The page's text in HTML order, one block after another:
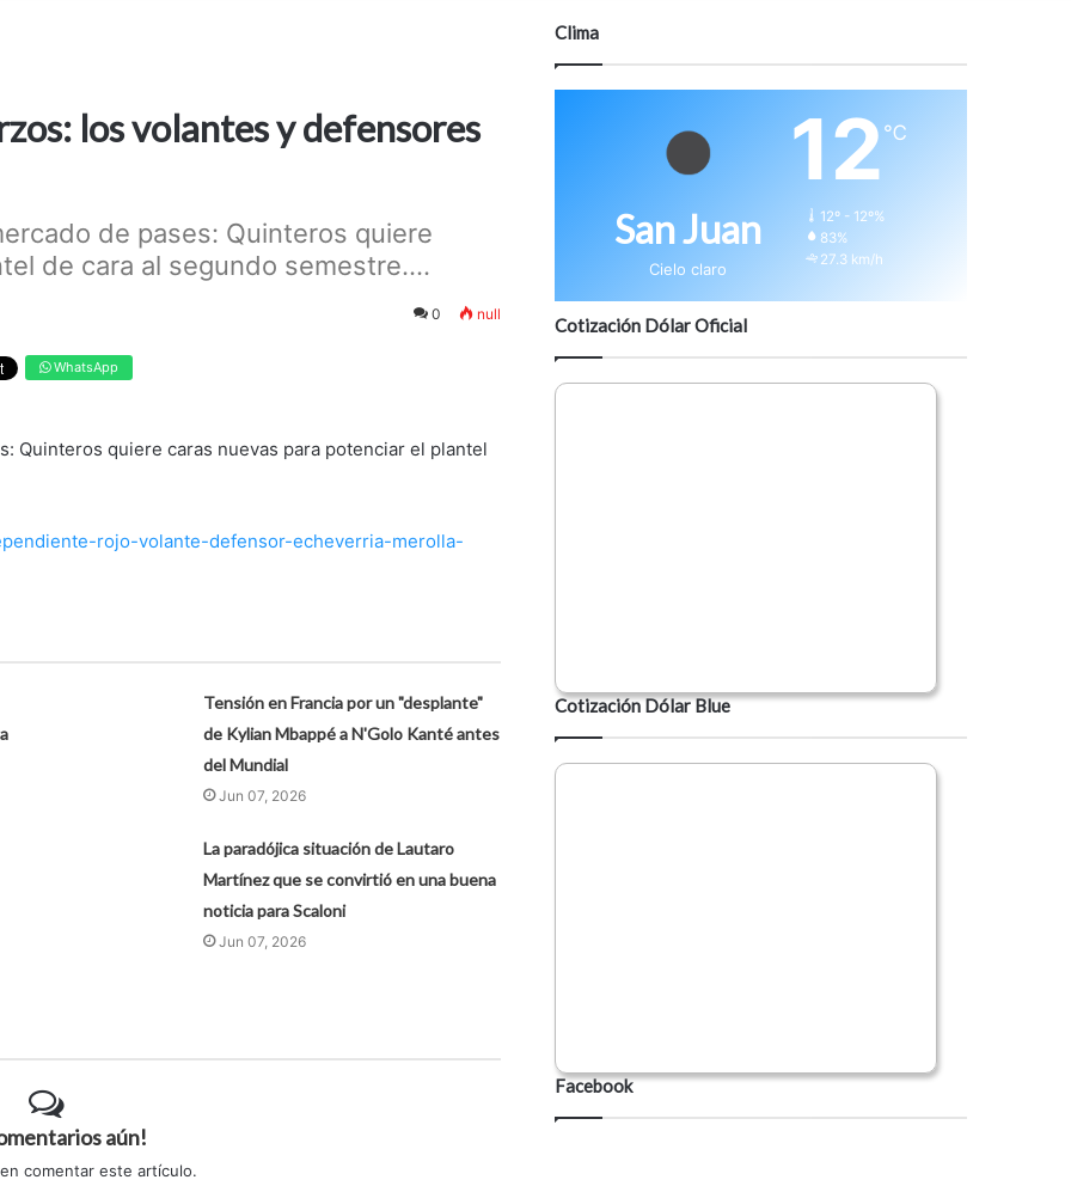
los volantes y defensores
de pases: Quinteros quiere
de cara al segundo semestre....
0 null
WhatsApp
Quinteros quiere caras nuevas para potenciar el plantel
rojo-volante-defensor-echeverria-merolla-
Tensión en Francia por un "desplante"
de Kylian Mbappé a N'Golo Kanté antes
del Mundial
Jun 07, 2026
La paradójica situación de Lautaro
Martínez que se convirtió en una buena
noticia para Scaloni
Jun 07, 2026
aún!
comentar este artículo.
Clima
San Juan
Cielo claro
12℃
12º - 12º%
83%
27.3 km/h
Cotización Dólar Oficial
Cotización Dólar Blue
Facebook